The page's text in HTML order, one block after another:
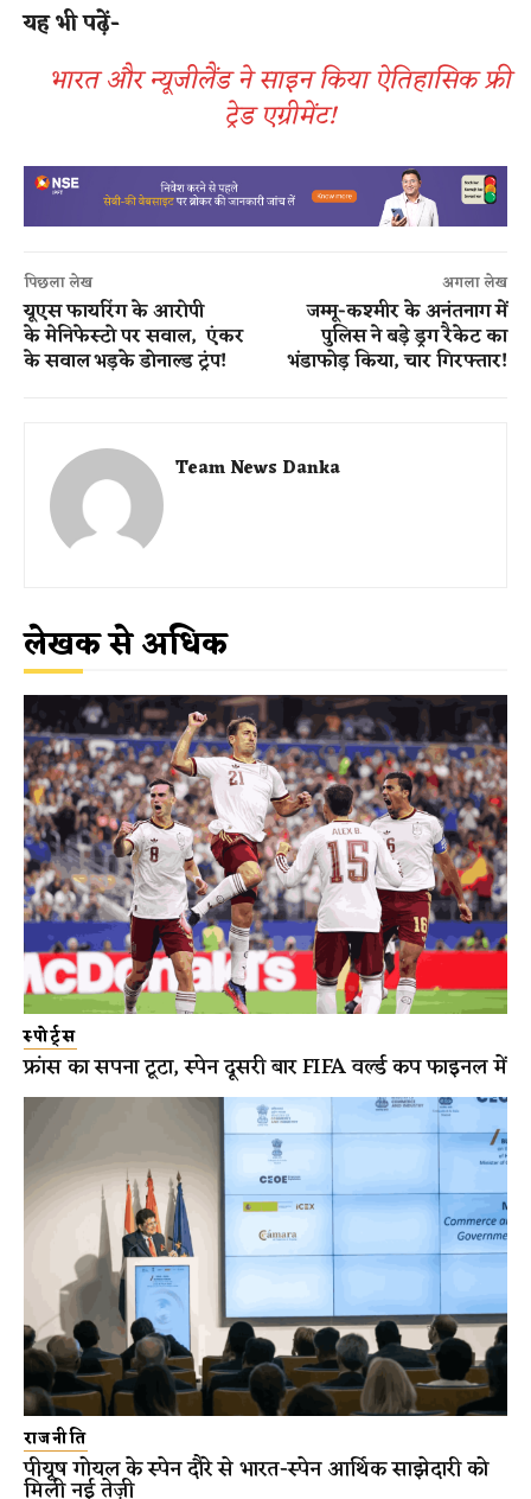
यह भी पढ़ें-
भारत और न्यूजीलैंड ने साइन किया ऐतिहासिक फ्री
ट्रेड एग्रीमेंट!
पिछला लेख
यूएस फायरिंग ​के आरोपी ​
के मेनिफेस्टो पर सवाल, ​ एंकर ​
के​ सवाल भड़के डोनाल्ड ट्रंप​!
अगला लेख
जम्मू-कश्मीर के अनंतनाग में
पुलिस ने बड़े ड्रग रैकेट का
भंडाफोड़ किया, चार गिरफ्तार​!
Team News Danka
लेखक से अधिक
स्पोर्ट्स
फ्रांस का सपना टूटा, स्पेन दूसरी बार FIFA वर्ल्ड कप फाइनल में
राजनीति
पीयूष गोयल के स्पेन दौरे से भारत-स्पेन आर्थिक साझेदारी को
मिली नई तेज़ी